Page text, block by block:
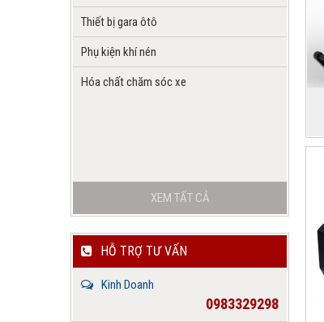
Thiết bị gara ôtô
Phụ kiện khí nén
Hóa chất chăm sóc xe
XEM TẤT CẢ
HỖ TRỢ TƯ VẤN
Kinh Doanh
0983329298